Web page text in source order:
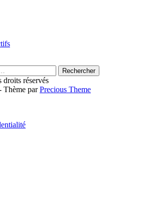
réservés
Thème parPrecious Theme